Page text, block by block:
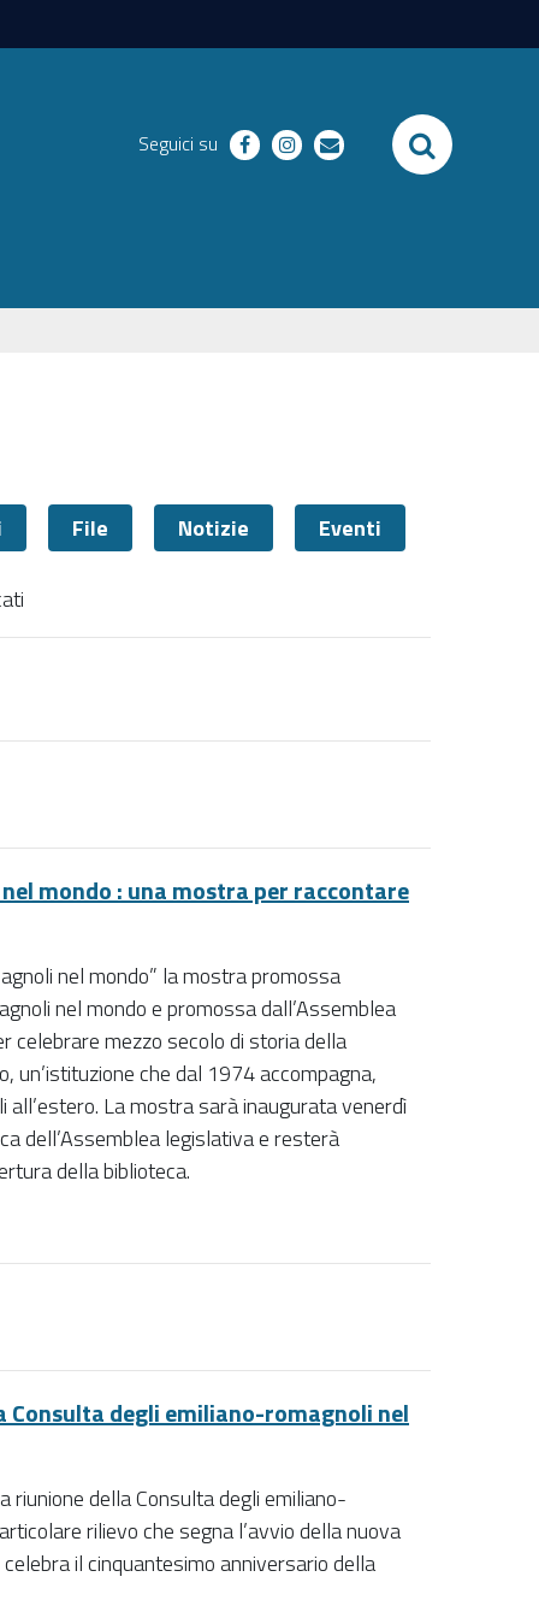
Seguici su facebookinstagram
email SEARCH
File Notizie Eventi
mondo : una mostra per raccontare
nel mondo” la mostra promossa
nel mondo e promossa dall’Assemblea
celebrare mezzo secolo di storia della
un’istituzione che dal 1974 accompagna,
La mostra sarà inaugurata venerdì
dell’Assemblea legislativa e resterà
della biblioteca.
degli emiliano-romagnoli nel
della Consulta degli emiliano-
rilievo che segna l’avvio della nuova
il cinquantesimo anniversario della